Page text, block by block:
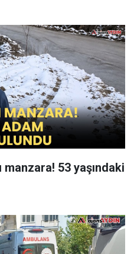
manzara! 53 yaşındaki